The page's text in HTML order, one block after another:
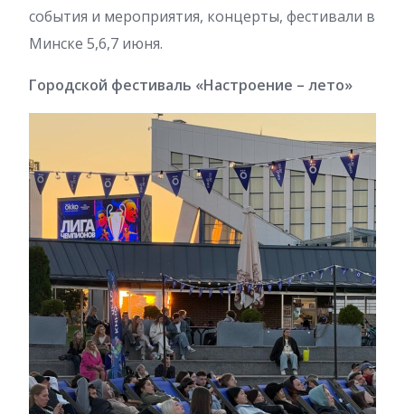
события и мероприятия, концерты, фестивали в
Минске 5,6,7 июня.
Городской фестиваль «Настроение – лето»